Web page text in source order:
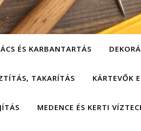
ÉS KARBANTARTÁS
TAKARÍTÁS KÁRTEVŐK
MEDENCE ÉS KERTI